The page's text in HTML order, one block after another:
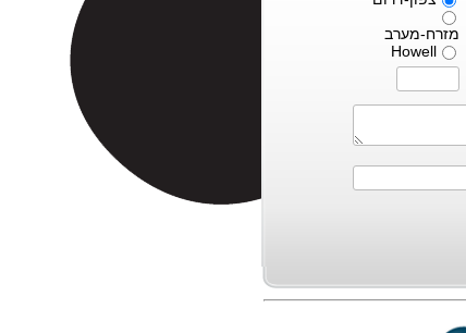
מזרח-מערב
Howell